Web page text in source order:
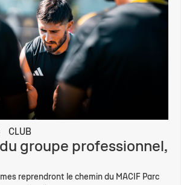
CLUB
groupe professionnel,
reprendront le chemin du MACIF Parc